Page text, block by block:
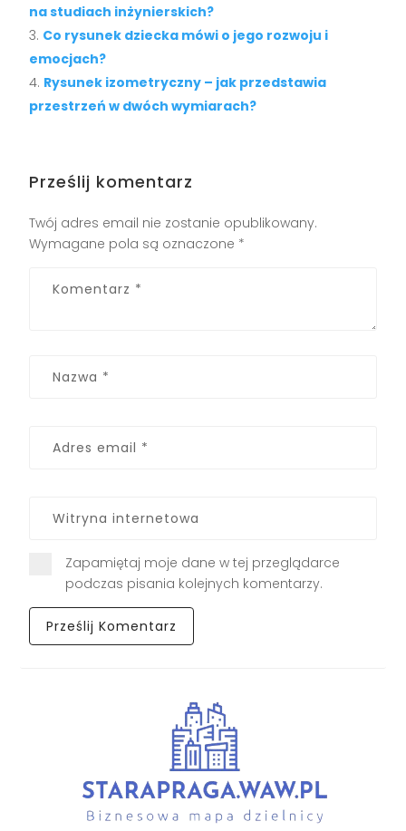
na studiach inżynierskich?
Co rysunek dziecka mówi o jego rozwoju i
emocjach?
Rysunek izometryczny – jak przedstawia
przestrzeń w dwóch wymiarach?
Prześlij komentarz
Twój adres email nie zostanie opublikowany.
Wymagane pola są oznaczone *
Zapamiętaj moje dane w tej przeglądarce
podczas pisania kolejnych komentarzy.